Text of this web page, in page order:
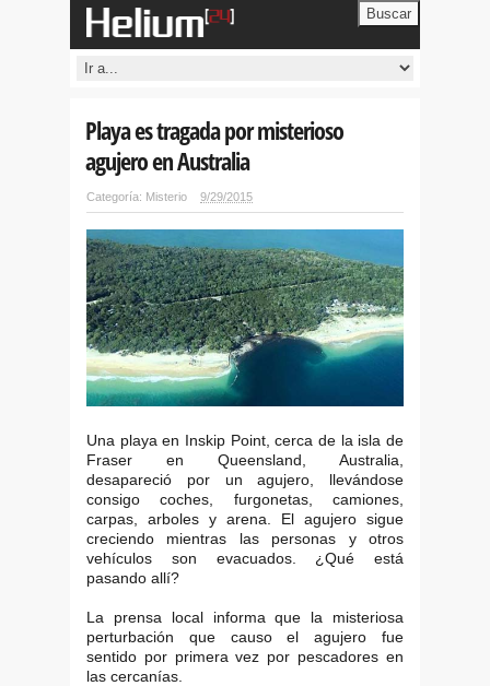
Buscar
Playa es tragada por misterioso
agujero en Australia
Categoría: Misterio 9/29/2015
Una playa en Inskip Point, cerca de la isla de
Fraser en Queensland, Australia,
desapareció por un agujero, llevándose
consigo coches, furgonetas, camiones,
carpas, arboles y arena. El agujero sigue
creciendo mientras las personas y otros
vehículos son evacuados. ¿Qué está
pasando allí?
La prensa local informa que la misteriosa
perturbación que causo el agujero fue
sentido por primera vez por pescadores en
las cercanías.